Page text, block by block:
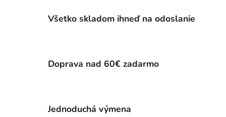
Všetko skladom ihneď na odoslanie
Doprava nad 60€ zadarmo
Jednoduchá výmena